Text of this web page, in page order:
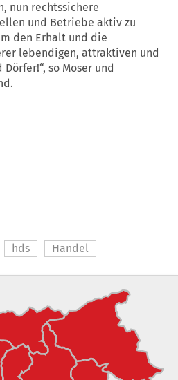
nun rechtssichere
und Betriebe aktiv zu
den Erhalt und die
lebendigen, attraktiven und
so Moser und
hds Handel